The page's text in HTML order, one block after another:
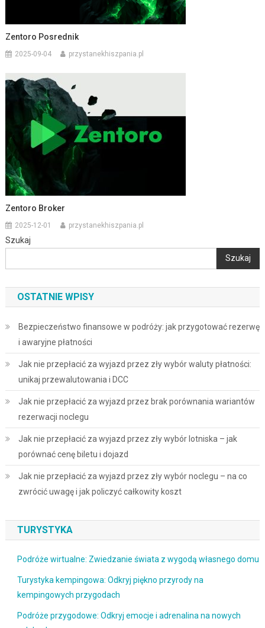
Zentoro Posrednik
2025-09-04 przystanekhiszpania.pl
Zentoro Broker
2025-12-01 przystanekhiszpania.pl
Szukaj
Szukaj
OSTATNIE WPISY
Bezpieczeństwo finansowe w podróży: jak przygotować rezerwę
i awaryjne płatności
Jak nie przepłacić za wyjazd przez zły wybór waluty płatności:
unikaj przewalutowania i DCC
Jak nie przepłacić za wyjazd przez brak porównania wariantów
rezerwacji noclegu
Jak nie przepłacić za wyjazd przez zły wybór lotniska – jak
porównać cenę biletu i dojazd
Jak nie przepłacić za wyjazd przez zły wybór noclegu – na co
zwrócić uwagę i jak policzyć całkowity koszt
TURYSTYKA
Podróże wirtualne: Zwiedzanie świata z wygodą własnego domu
Turystyka kempingowa: Odkryj piękno przyrody na
kempingowych przygodach
Podróże przygodowe: Odkryj emocje i adrenalina na nowych